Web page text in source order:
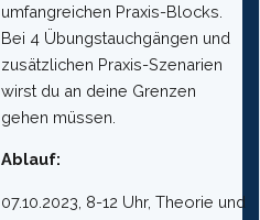
umfangreichen Praxis-Blocks.
Bei 4 Übungstauchgängen und
zusätzlichen Praxis-Szenarien
wirst du an deine Grenzen
gehen müssen.
Ablauf:
07.10.2023, 8-12 Uhr, Theorie und